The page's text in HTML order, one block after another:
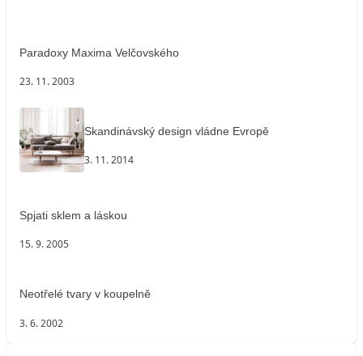
Paradoxy Maxima Velčovského
23. 11. 2003
Skandinávský design vládne Evropě
3. 11. 2014
Spjati sklem a láskou
15. 9. 2005
Neotřelé tvary v koupelně
3. 6. 2002